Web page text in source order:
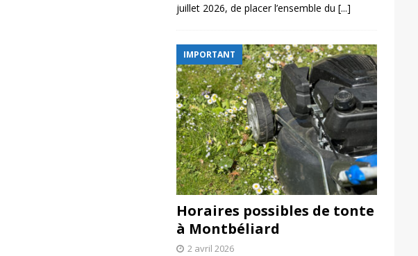
juillet 2026, de placer l’ensemble du [...]
IMPORTANT
Horaires possibles de tonte
à Montbéliard
2 avril 2026